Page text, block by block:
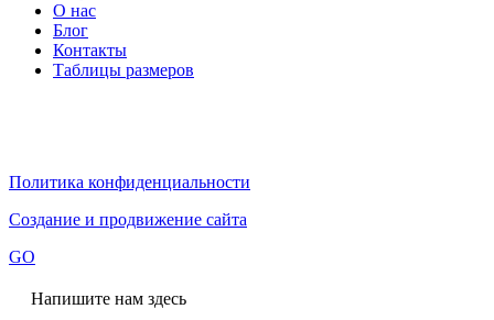
О нас
Блог
Контакты
Таблицы размеров
Политика конфиденциальности
Создание и продвижение сайта
GO
Напишите нам здесь